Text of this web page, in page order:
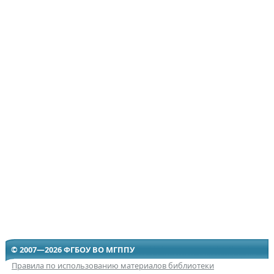
© 2007—2026 ФГБОУ ВО МГППУ
Правила по использованию материалов библиотеки